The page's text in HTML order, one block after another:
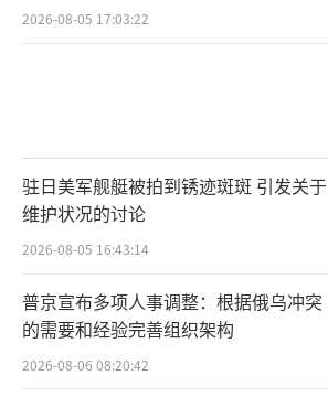
2026-08-05 17:03:22
驻日美军舰艇被拍到锈迹斑斑 引发关于
维护状况的讨论
2026-08-05 16:43:14
普京宣布多项人事调整：根据俄乌冲突
的需要和经验完善组织架构
2026-08-06 08:20:42